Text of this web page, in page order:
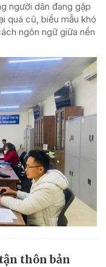
người dân đang gặp
quá cũ, biểu mẫu khó
ngôn ngữ giữa nền
thôn bản